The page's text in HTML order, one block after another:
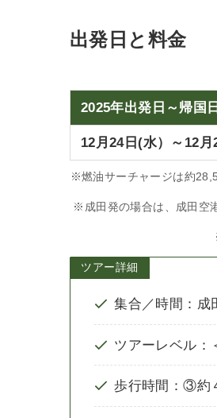
出発日と料金
2025年出発日～帰国日
12月24日(水）～12月
※燃油サーチャージは約
※成田発の場合は、成田空
ツアー詳細
集合／時間：成
ツアーレベル：
歩行時間：③約